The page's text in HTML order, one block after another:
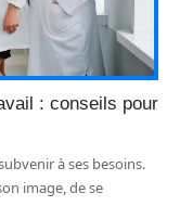
: conseils pour
à ses besoins.
image, de se